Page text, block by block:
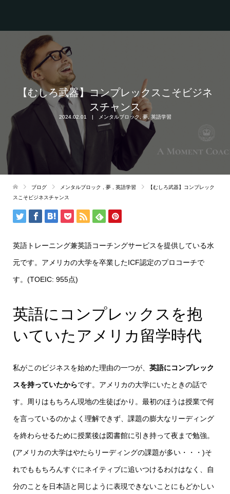
【むしろ武器】コンプレックスこそビジネ
スチャンス
2024.02.01 メンタルブロック 夢, 英語学習
ブログ メンタルブロック 夢 英語学習
【むしろ武器】コンプレック
スこそビジネスチャンス
英語トレーニング兼英語コーチングサービスを提供している水
元です。アメリカの大学を卒業したICF認定のプロコーチで
す。(TOEIC: 955点)
英語にコンプレックスを抱
いていたアメリカ留学時代
私がこのビジネスを始めた理由の一つが、 英語にコンプレック
スを持っていたからです。アメリカの大学にいたときの話で
す。周りはもちろん現地の生徒ばかり。最初のほうは授業で何
を言っているのかよく理解できず、課題の膨大なリーディング
を終わらせるために授業後は図書館に引き持って夜まで勉強。
(アメリカの大学はやたらリーディングの課題が多い・・・)そ
れでももちろんすぐにネイティブに追いつけるわけはなく、自
分のことを日本語と同じように表現できないことにもどかしい